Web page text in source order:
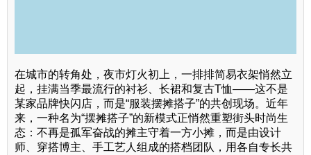
在城市的转角处，夜市灯火初上，一排排简易衣架悄然立
起，挂满当季最流行的衬衫、长裙和复古T恤——这不是
某家品牌快闪店，而是“服装摆摊搭子”的共创现场。近年
来，一种名为“摆摊搭子”的新模式正悄然重塑街头时尚生
态：不再是孤军奋战的摊主守着一方小摊，而是由设计
师、穿搭博主、手工艺人组成的搭档团队，用各自专长共